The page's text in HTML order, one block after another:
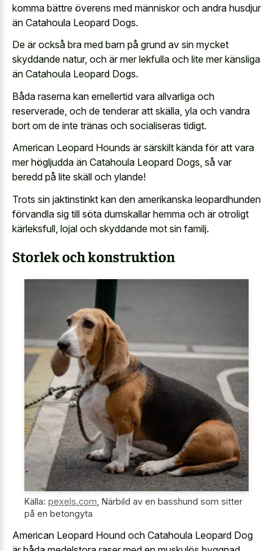
komma bättre överens med människor och andra husdjur
än Catahoula Leopard Dogs.
De är också bra med barn på grund av sin mycket
skyddande natur, och är mer lekfulla och lite mer känsliga
än Catahoula Leopard Dogs.
Båda raserna kan emellertid vara allvarliga och
reserverade, och de tenderar att skälla, yla och vandra
bort om de inte tränas och socialiseras tidigt.
American Leopard Hounds är särskilt kända för att vara
mer högljudda än Catahoula Leopard Dogs, så var
beredd på lite skäll och ylande!
Trots sin jaktinstinkt kan den amerikanska leopardhunden
förvandla sig till söta dumskallar hemma och är otroligt
kärleksfull, lojal och skyddande mot sin familj.
Storlek och konstruktion
Källa: pexels.com Närbild av en basshund som sitter
på en betongyta
American Leopard Hound och Catahoula Leopard Dog